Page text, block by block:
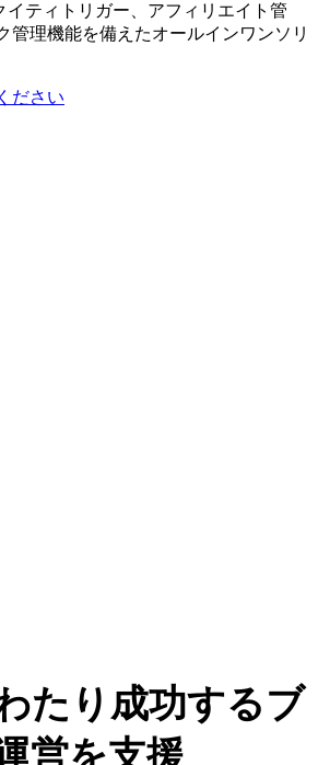
イティトリガー、アフィリエイト管
管理機能を備えたオールインワンソリ
ださい
たり成功するブ
営を支援